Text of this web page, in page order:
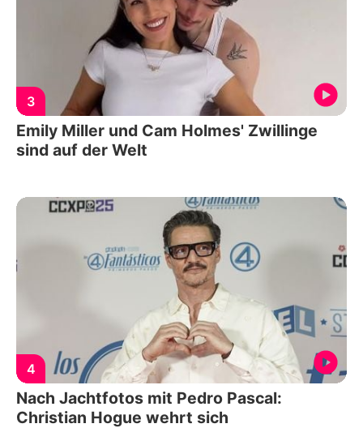
3
Emily Miller und Cam Holmes' Zwillinge
sind auf der Welt
4
Nach Jachtfotos mit Pedro Pascal:
Christian Hogue wehrt sich